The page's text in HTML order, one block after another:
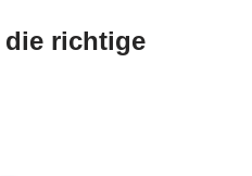
richtige